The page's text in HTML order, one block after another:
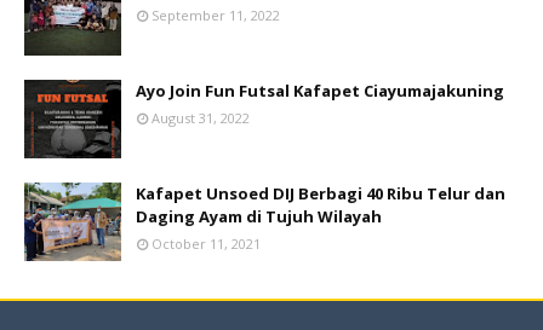
September 11, 2022
Ayo Join Fun Futsal Kafapet Ciayumajakuning
August 31, 2022
Kafapet Unsoed DIJ Berbagi 40 Ribu Telur dan
Daging Ayam di Tujuh Wilayah
October 11, 2021